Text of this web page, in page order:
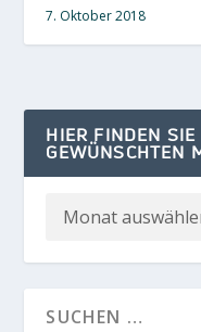
7. Oktober 2018
HIER FINDEN
GEWÜNSCHTEN